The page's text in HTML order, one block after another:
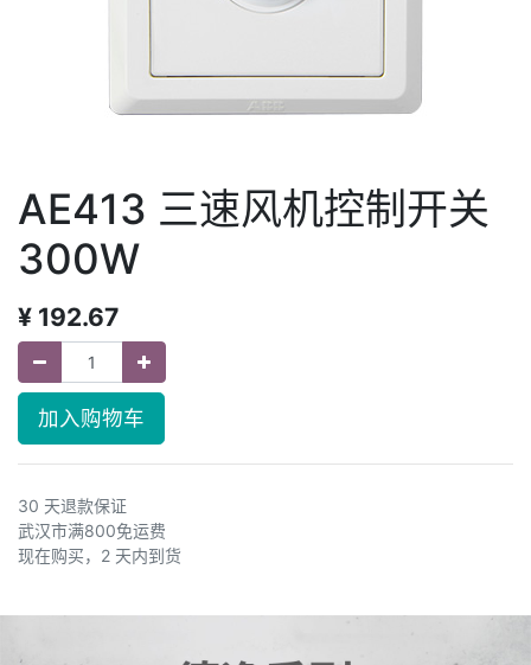
AE413 三速风机控制开关
300W
¥ 192.67
加入购物车
30 天退款保证
武汉市满800免运费
现在购买，2 天内到货